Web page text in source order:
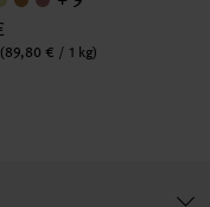
(89,80 € / 1 kg)